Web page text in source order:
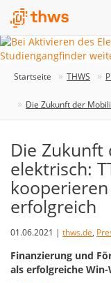
Startseite THWS
Die Zukunft der
Die
elektrisch:
erfolgreich
01.06.2021 | thws.de,
Finanzierung und
als erfolgreiche